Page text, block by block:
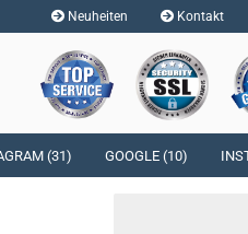
Neuheiten Kontakt
Sprache auswählen
E-Mail
(31) GOOGLE (10)